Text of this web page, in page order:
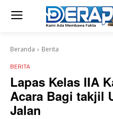
Beranda Berita
BERITA
Lapas Kelas IIA
Acara Bagi takjil
Jalan